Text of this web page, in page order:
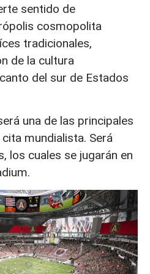
sentido de
cosmopolita
tradicionales,
de la cultura
del sur de Estados
una de las principales
mundialista. Será
los cuales se jugarán en